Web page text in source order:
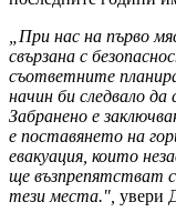
„При нас на първо
свързана с
съответните
начин би следвало
Забранено е
е поставянето на
евакуация, които
ще възпрепятстват
тези места.", увери